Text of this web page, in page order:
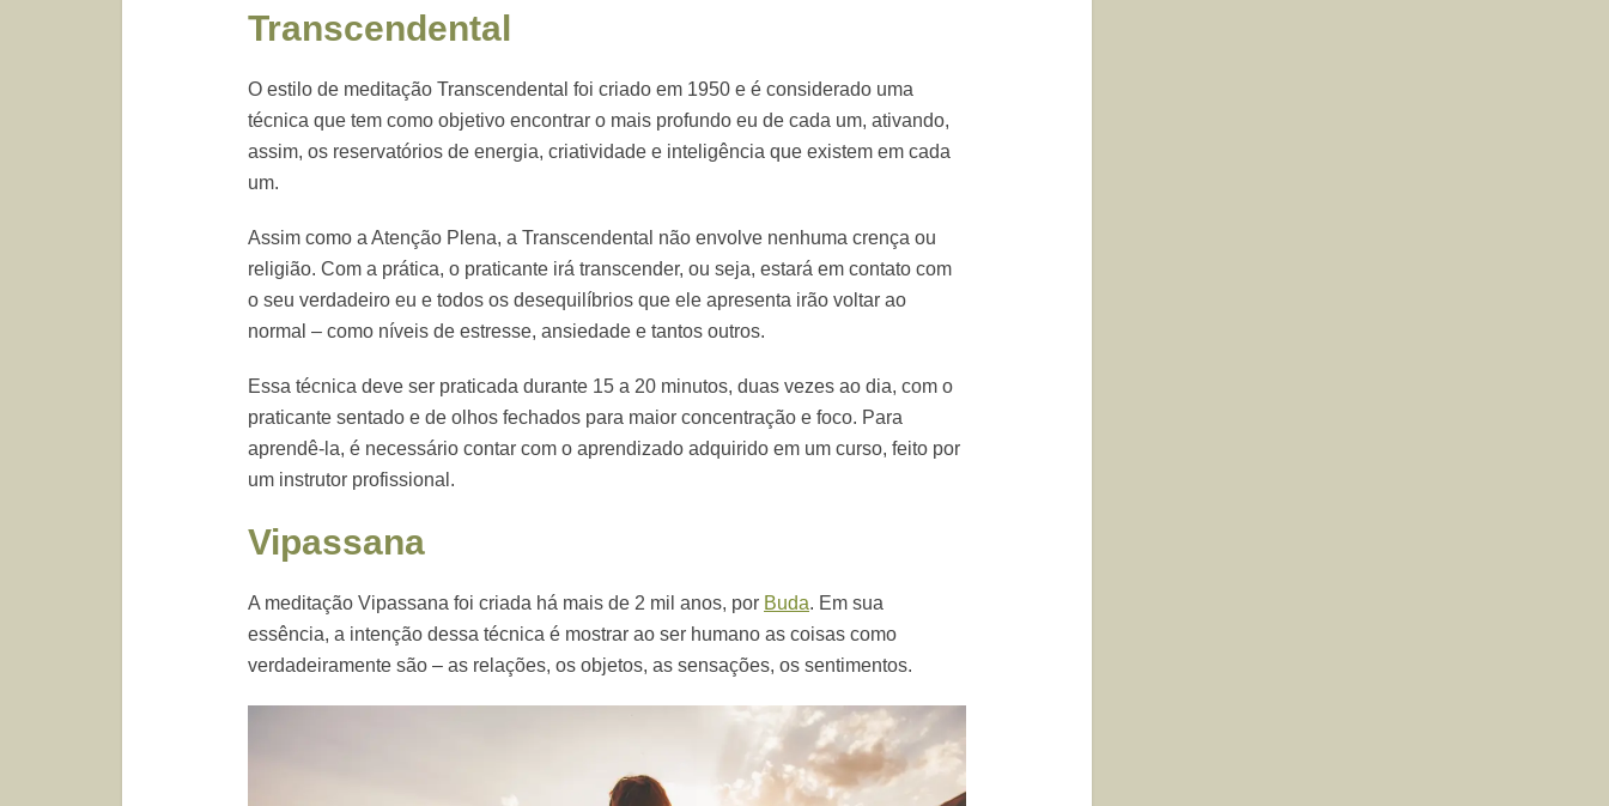
Transcendental
O estilo de meditação Transcendental foi criado em 1950 e é considerado uma
técnica que tem como objetivo encontrar o mais profundo eu de cada um, ativando,
assim, os reservatórios de energia, criatividade e inteligência que existem em cada
um.
Assim como a Atenção Plena, a Transcendental não envolve nenhuma crença ou
religião. Com a prática, o praticante irá transcender, ou seja, estará em contato com
o seu verdadeiro eu e todos os desequilíbrios que ele apresenta irão voltar ao
normal – como níveis de estresse, ansiedade e tantos outros.
Essa técnica deve ser praticada durante 15 a 20 minutos, duas vezes ao dia, com o
praticante sentado e de olhos fechados para maior concentração e foco. Para
aprendê-la, é necessário contar com o aprendizado adquirido em um curso, feito por
um instrutor profissional.
Vipassana
A meditação Vipassana foi criada há mais de 2 mil anos, por Buda. Em sua
essência, a intenção dessa técnica é mostrar ao ser humano as coisas como
verdadeiramente são – as relações, os objetos, as sensações, os sentimentos.